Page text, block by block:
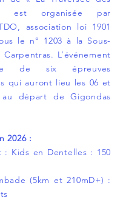
est organisée par
association loi 1901
le n° 1203 à la Sous-
L’événement
de six épreuves
qui auront lieu les 06 et
départ de Gigondas
2026 :
: Kids en Dentelles : 150
(5km et 210mD+) :